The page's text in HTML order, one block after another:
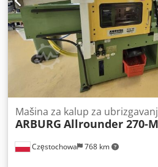
Częstochowa 768 km
Mašina za kalup za
ARBURG Allrounder 270-